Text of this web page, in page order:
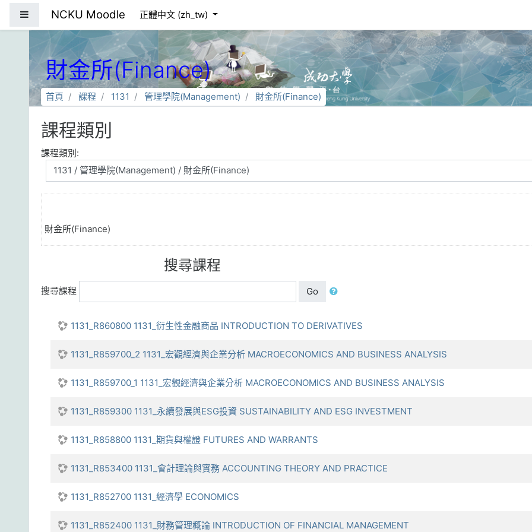
NCKU Moodle 正體中文 ‎(zh_tw)‎
財金所(Finance)
首頁 課程 1131 管理學院(Management) 財金所(Finance)
課程類別
課程類別:
財金所(Finance)
搜尋課程
搜尋課程 Go
1131_R860800 1131_衍生性金融商品 INTRODUCTION TO DERIVATIVES
1131_R859700_2 1131_宏觀經濟與企業分析 MACROECONOMICS AND BUSINESS ANALYSIS
1131_R859700_1 1131_宏觀經濟與企業分析 MACROECONOMICS AND BUSINESS ANALYSIS
1131_R859300 1131_永續發展與ESG投資 SUSTAINABILITY AND ESG INVESTMENT
1131_R858800 1131_期貨與權證 FUTURES AND WARRANTS
1131_R853400 1131_會計理論與實務 ACCOUNTING THEORY AND PRACTICE
1131_R852700 1131_經濟學 ECONOMICS
1131_R852400 1131_財務管理概論 INTRODUCTION OF FINANCIAL MANAGEMENT